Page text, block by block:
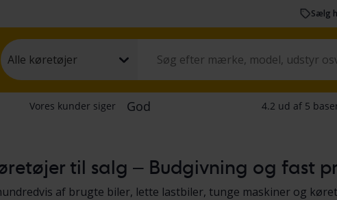
Sælg
Alle køretøjer
til salg – Budgivning og fast
af brugte biler, lette lastbiler, tunge maskiner og